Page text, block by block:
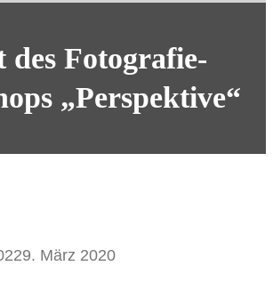
des Fotografie-
„Perspektive“
9. März 2020